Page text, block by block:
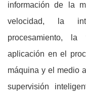
información de la
velocidad, la
procesamiento,
aplicación en el
máquina y el medio
supervisión